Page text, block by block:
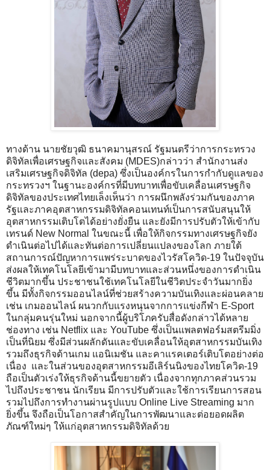
ทางด้าน นายชัยวุฒิ ธนาคมานุสรณ์ รัฐมนตรีว่าการกระทรวง
ดิจิทัลเพื่อเศรษฐกิจและสังคม (MDES)กล่าวว่า สำนักงานส่ง
เสริมเศรษฐกิจดิจิทัล (depa) ซึ่งเป็นองค์กรในการกำกับดูแลของ
กระทรวงฯ ในฐานะองค์กรที่มีบทบาทเพื่อขับเคลื่อนเศรษฐกิจ
ดิจิทัลของประเทศไทยเล็งเห็นว่า การผนึกพลังร่วมกันของภาค
รัฐและภาคอุตสาหกรรมดิจิทัลคอนเทนท์เป็นการสนับสนุนให้
อุตสาหกรรมเติบโตได้อย่างยั่งยืน และยังมีการปรับตัวให้เข้ากับ
เทรนด์ New Normal ในขณะนี้ เพื่อให้กิจกรรมทางเศรษฐกิจยัง
ดำเนินต่อไปได้และทันต่อการเปลี่ยนแปลงของโลก ภายใต้
สถานการณ์ปัญหาการแพร่ระบาดของไวรัสโควิด-19 ในปัจจุบัน
ส่งผลให้เทคโนโลยีเข้ามามีบทบาทและส่วนหนึ่งของการดำเนิน
ชีวิตมากขึ้น ประชาชนใช้เทคโนโลยีในชีวิตประจำวันมากยิ่ง
ขึ้น มีทั้งกิจกรรมออนไลน์ที่ช่วยสร้างความบันเทิงและผ่อนคลาย
เช่น เกมออนไลน์ ผนวกกับแรงหนุนจากการแข่งกีฬา E-Sport
ในกลุ่มคนรุ่นใหม่ นอกจากนี้ผู้บริโภครับสื่อดังกล่าวได้หลาย
ช่องทาง เช่น Netflix และ YouTube ซึ่งเป็นแพลตฟอร์มสตรีมมิ่ง
เป็นที่นิยม ซึ่งมีส่วนผลักดันและขับเคลื่อนให้อุตสาหกรรมบันเทิง
รวมถึงธุรกิจด้านเกม แอนิเมชัน และคาแรคเตอร์เติบโตอย่างต่อ
เนื่อง และในส่วนของอุตสาหกรรมอีเลิร์นนิงของไทยโควิด-19
ถือเป็นตัวเร่งให้ธุรกิจด้านนี้ขยายตัว เนื่องจากทุกภาคส่วนรวม
ไปถึงประชาชน นักเรียน มีการปรับตัวและใช้การเรียนการสอน
รวมไปถึงการทำงานผ่านรูปแบบ Online Live Streaming มาก
ยิ่งขึ้น จึงถือเป็นโอกาสสำคัญในการพัฒนาและต่อยอดผลิต
ภัณฑ์ใหม่ๆ ให้แก่อุตสาหกรรมดิจิทัลด้วย